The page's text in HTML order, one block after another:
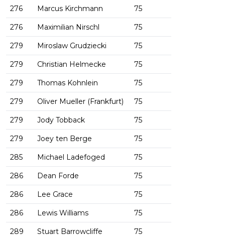
276 Marcus Kirchmann 75
276 Maximilian Nirschl 75
279 Miroslaw Grudziecki 75
279 Christian Helmecke 75
279 Thomas Kohnlein 75
279 Oliver Mueller (Frankfurt) 75
279 Jody Tobback 75
279 Joey ten Berge 75
285 Michael Ladefoged 75
286 Dean Forde 75
286 Lee Grace 75
286 Lewis Williams 75
289 Stuart Barrowcliffe 75